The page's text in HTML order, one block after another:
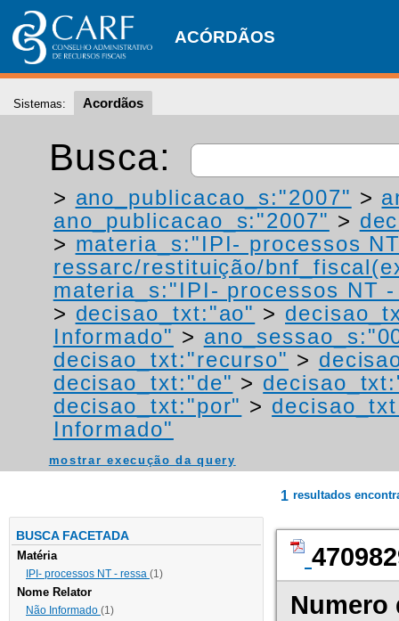
ACÓRDÃOS
Sistemas: Acordãos
Busca:
> ano_publicacao_s:"2007" >
ano_publicacao_s:"2007" >
> materia_s:"IPI- processos
ressarc/restituição/
materia_s:"IPI- processos NT
> decisao_txt:"ao" >
Informado" >
decisao_txt:"recurso" >
decisao_txt:"de" >
decisao_txt:"por" >
Informado"
mostrar execução da query
BUSCA FACETADA
Matéria
IPI- processos NT - ressa (1)
Nome Relator
Não Informado (1)
1 resultados
Numero